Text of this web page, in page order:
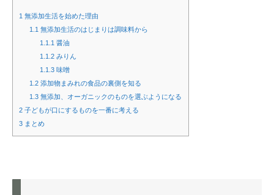
1 無添加生活を始めた理由
1.1 無添加生活のはじまりは調味料から
1.1.1 醤油
1.1.2 みりん
1.1.3 味噌
1.2 添加物まみれの食品の裏側を知る
1.3 無添加、オーガニックのものを選ぶようになる
2 子どもが口にするものを一番に考える
3 まとめ